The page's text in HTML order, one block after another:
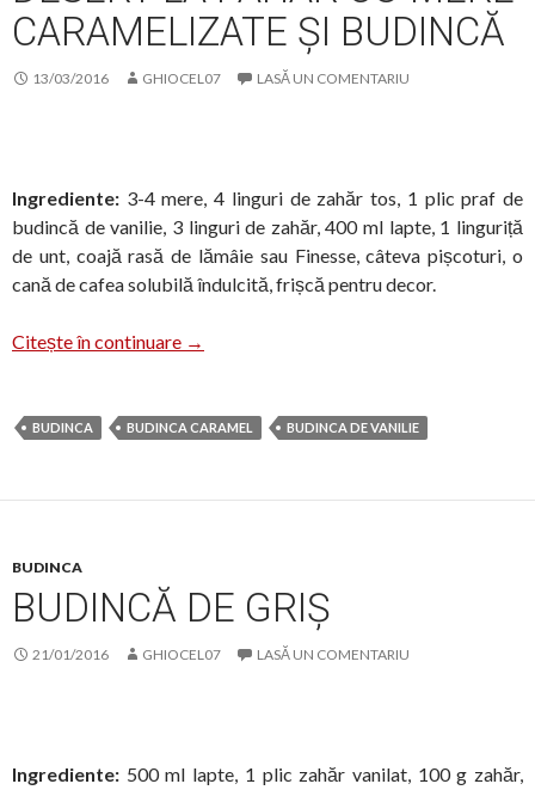
CARAMELIZATE ȘI BUDINCĂ
13/03/2016 GHIOCEL07 LASĂ UN COMENTARIU
Ingrediente: 3-4 mere, 4 linguri de zahăr tos, 1 plic praf de
budincă de vanilie, 3 linguri de zahăr, 400 ml lapte, 1 linguriță
de unt, coajă rasă de lămâie sau Finesse, câteva pișcoturi, o
cană de cafea solubilă îndulcită, frișcă pentru decor.
Citește în continuare Desert la pahar cu mere caramelizate și
→
BUDINCA BUDINCA CARAMEL BUDINCA DE VANILIE
BUDINCA
BUDINCĂ DE GRIȘ
21/01/2016 GHIOCEL07 LASĂ UN COMENTARIU
Ingrediente: 500 ml lapte, 1 plic zahăr vanilat, 100 g zahăr,